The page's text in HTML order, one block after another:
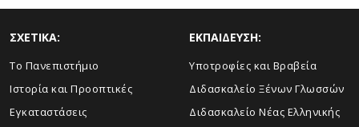
ΣΧΕΤΙΚΑ:
To Πανεπιστήμιο
Ιστορία και Προοπτικές
Εγκαταστάσεις
ΕΚΠΑΙΔΕΥΣΗ:
Υποτροφίες και Βραβεία
Διδασκαλείο Ξένων Γλωσσών
Διδασκαλείο Νέας Ελληνικής